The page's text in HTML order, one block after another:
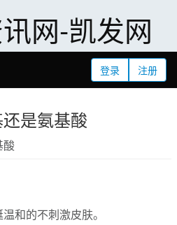
网-凯发网
登录 注册
是氨基酸
酸
和的不刺激皮肤。